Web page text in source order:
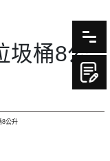
圾桶8公
8公升